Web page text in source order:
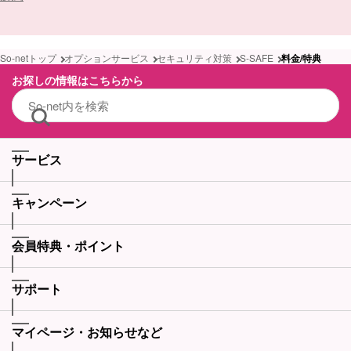
So-netトップ オプションサービス セキュリティ対策 S-SAFE 料金/特典
お探しの情報はこちらから
サービス
キャンペーン
会員特典・ポイント
サポート
マイページ・お知らせなど